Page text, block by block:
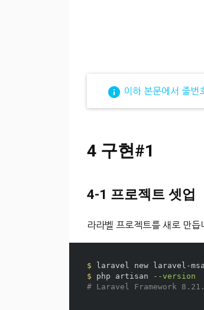
info 이하 본문에서 줄번
4 구현#1
4-1 프로젝트 셋업
라라벨 프로젝트를 새로 만듭
$
$ php artisan
--version
# Laravel Framework